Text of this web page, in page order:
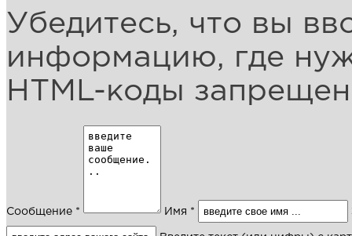
Убедитесь, что вы
информацию, где
HTML-коды
Сообщение * Имя *